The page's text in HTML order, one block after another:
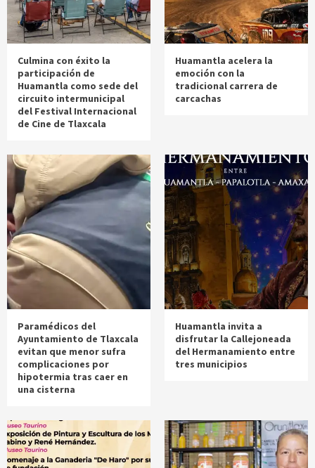
Culmina con éxito la
participación de
Huamantla como sede del
circuito intermunicipal
del Festival Internacional
de Cine de Tlaxcala
Huamantla acelera la
emoción con la
tradicional carrera de
carcachas
Paramédicos del
Ayuntamiento de Tlaxcala
evitan que menor sufra
complicaciones por
hipotermia tras caer en
una cisterna
Huamantla invita a
disfrutar la Callejoneada
del Hermanamiento entre
tres municipios